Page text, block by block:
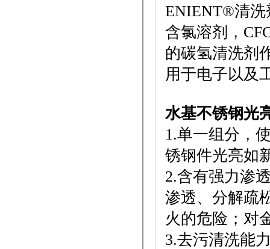
ENIENT®清洗
含氯溶剂，
的碳氢清洗剂
用于电子以及
水基不锈钢光
1.单一组分，
锈钢件光亮如
2.含有强力渗
渗透、分解疏
火的危险；对
3.去污清洗能